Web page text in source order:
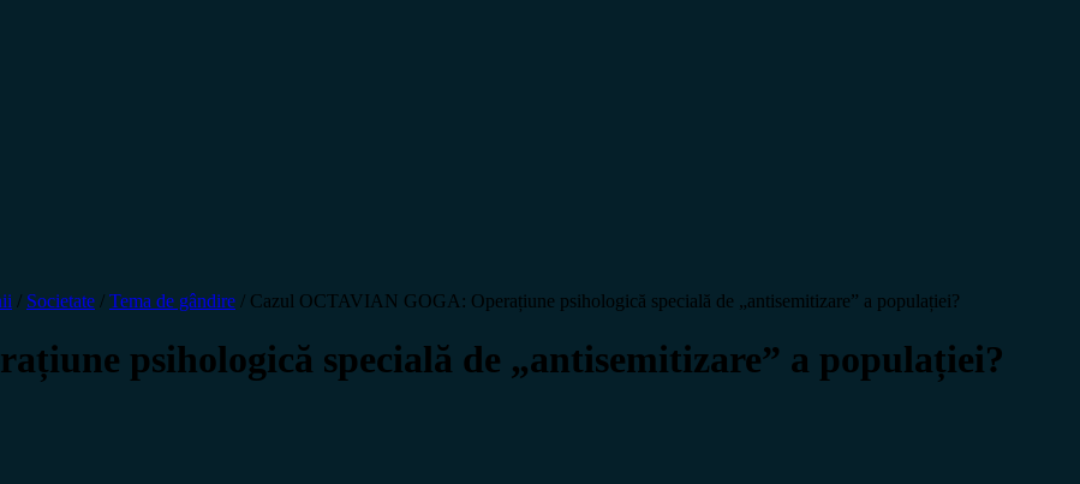
/ Societate / Tema de gândire / Cazul OCTAVIAN GOGA: Operațiune psihologică specială de „antisemitizare” a populației?
psihologică specială de „antisemitizare” a populației?